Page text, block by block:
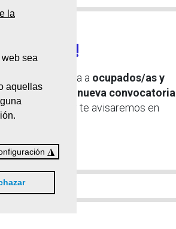
la
sea
aquellas
◮
dirigida aocupados/as y
una
nueva convocatoria
y actualizado y te avisaremos en